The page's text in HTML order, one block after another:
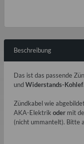
Beschreibung
Das ist das passende
undWiderstands-
Zündkabel wie
AKA-Elektrik oder mit
(nicht ummantelt). Bitte